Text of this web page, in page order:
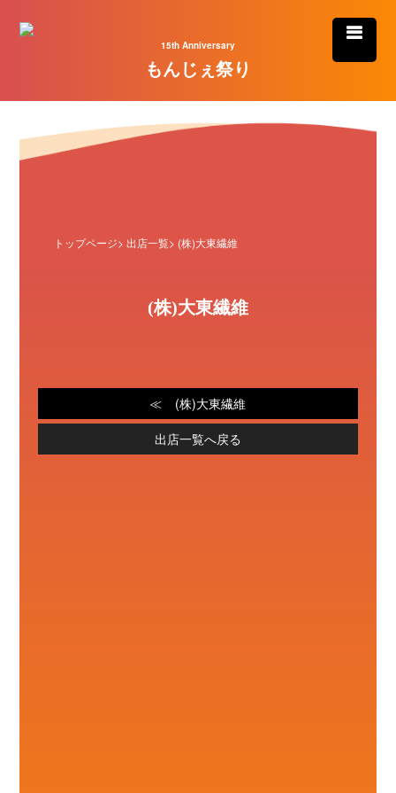
15th Anniversary
もんじぇ祭り
トップページ> 出店一覧> (株)大東繊維
(株)大東繊維
(株)大東繊維
出店一覧へ戻る